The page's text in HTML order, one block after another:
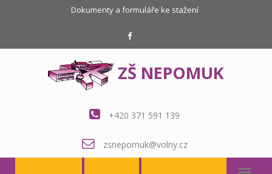
Dokumenty a formuláře ke stažení
ZŠ NEPOMUK
+420 371 591 139
zsnepomuk@volny.cz